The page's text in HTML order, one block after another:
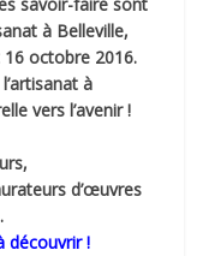
à Belleville,
octobre 2016.
à
vers l’avenir !
d’œuvres
découvrir !